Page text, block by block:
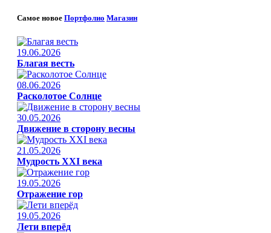
Самое новое Портфолио Магазин
19.06.2026
Благая весть
08.06.2026
Расколотое Солнце
30.05.2026
Движение в сторону весны
21.05.2026
Мудрость XXI века
19.05.2026
Отражение гор
19.05.2026
Лети вперёд